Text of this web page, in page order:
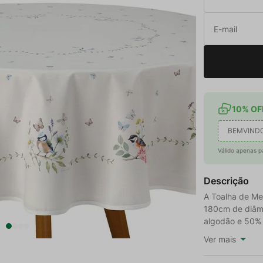
10%
Válido apenas
Descrição
A Toalha de
180cm de
algodão e
Ver mais